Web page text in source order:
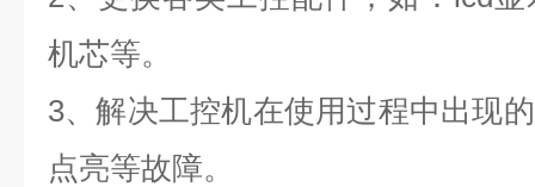
机芯等。
3、解决工控机在使用过程中出现
点亮等故障。